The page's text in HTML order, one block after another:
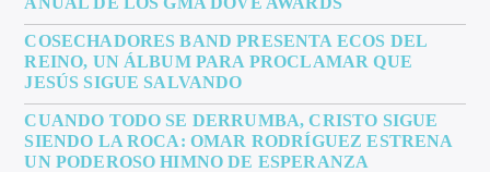
COSECHADORES BAND PRESENTA ECOS DEL
REINO, UN ÁLBUM PARA PROCLAMAR QUE
JESÚS SIGUE SALVANDO
CUANDO TODO SE DERRUMBA, CRISTO SIGUE
SIENDO LA ROCA: OMAR RODRÍGUEZ ESTRENA
UN PODEROSO HIMNO DE ESPERANZA